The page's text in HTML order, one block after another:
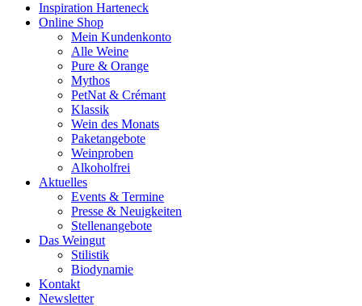
Inspiration Harteneck
Online Shop
Mein Kundenkonto
Alle Weine
Pure & Orange
Mythos
PetNat & Crémant
Klassik
Wein des Monats
Paketangebote
Weinproben
Alkoholfrei
Aktuelles
Events & Termine
Presse & Neuigkeiten
Stellenangebote
Das Weingut
Stilistik
Biodynamie
Kontakt
Newsletter